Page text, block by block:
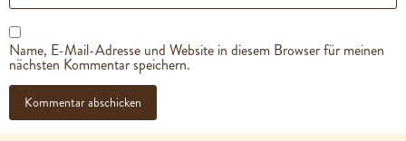
Name, E-Mail-Adresse und Website in diesem Browser für meinen
nächsten Kommentar speichern.